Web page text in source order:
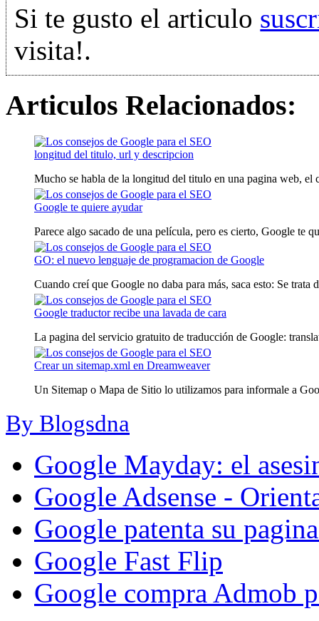
Si te gusto el articulo
visita!.
Articulos Relacionados:
longitud del titulo, url y descripcion
Mucho se habla de la longitud del titulo en una pagina web, el
Google te quiere ayudar
Parece algo sacado de una película, pero es cierto, Google te
GO: el nuevo lenguaje de programacion de Google
Cuando creí que Google no daba para más, saca esto: Se trata
Google traductor recibe una lavada de cara
La pagina del servicio gratuito de traducción de Google:
Crear un sitemap.xml en Dreamweaver
Un Sitemap o Mapa de Sitio lo utilizamos para informale a
By Blogsdna
Google Mayday: el
Google Adsense -
Google patenta su
Google Fast Flip
Google compra Admob